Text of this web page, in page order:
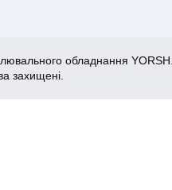
обладнання
захищені.